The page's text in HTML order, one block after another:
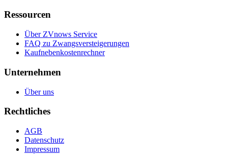
Ressourcen
Über ZVnows Service
FAQ zu Zwangsversteigerungen
Kaufnebenkostenrechner
Unternehmen
Über uns
Rechtliches
AGB
Datenschutz
Impressum